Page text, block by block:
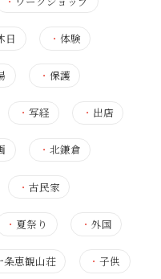
日 ・ 体験
・ 保護
・ 写経 ・ 出店
・ 北鎌倉
・ 古民家
・ 夏祭り ・ 外国
条恵観山荘 ・子供